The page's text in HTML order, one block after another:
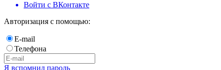
Войти с ВКонтакте
Авторизация с помощью:
E-mail
Телефона
Я вспомнил пароль